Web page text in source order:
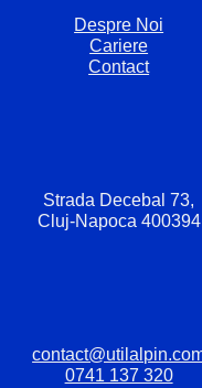
Despre Noi
Cariere
Contact
Strada Decebal 73,
Cluj-Napoca 400394
0741 137 320